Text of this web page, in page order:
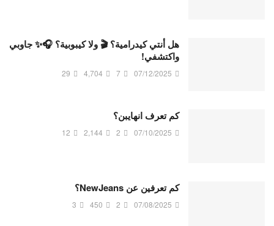
هل أنتي كيدرامية؟ 🎬 ولا كيبوبية؟ 🎧✨ جاوبي
واكتشفي!
07/12/2025
7
4,704
29
كم تعرف انهايبن؟
07/10/2025
2
2,144
12
كم تعرفين عن NewJeans؟
07/08/2025
2
450
3